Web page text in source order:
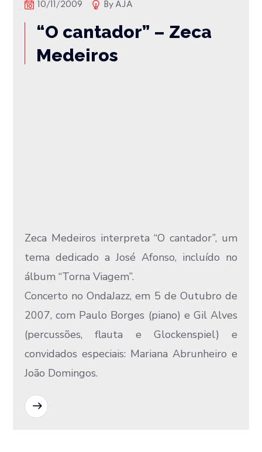
10/11/2009 ByAJA
“O cantador” – Zeca
Medeiros
Zeca Medeiros interpreta “O cantador”, um
tema dedicado a José Afonso, incluído no
álbum “Torna Viagem”.
Concerto no OndaJazz, em 5 de Outubro de
2007, com Paulo Borges (piano) e Gil Alves
(percussões, flauta e Glockenspiel) e
convidados especiais: Mariana Abrunheiro e
João Domingos.